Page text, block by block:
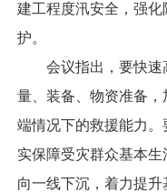
建工程度汛安全，强
护。
会议指出，要快速
量、装备、物资准备
端情况下的救援能力
实保障受灾群众基本
向一线下沉，着力提升